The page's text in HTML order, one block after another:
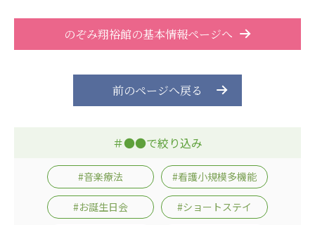
株式会社エネクト 株式会社 G.com R＆M
海外グループ会社
美迪克（上海）商务咨询有限公司
Angkor-Japan Friendship International
Hospital
クヴィアン小学校・カンボジア日本友好共生クヴ
ィアン中学校
カンボジア日本友好技術教育センター
のぞみ翔裕館の基本情報ページへ
前のページへ戻る
＃●●で絞り込み
#音楽療法 #看護小規模多機能
#お誕生日会 #ショートステイ